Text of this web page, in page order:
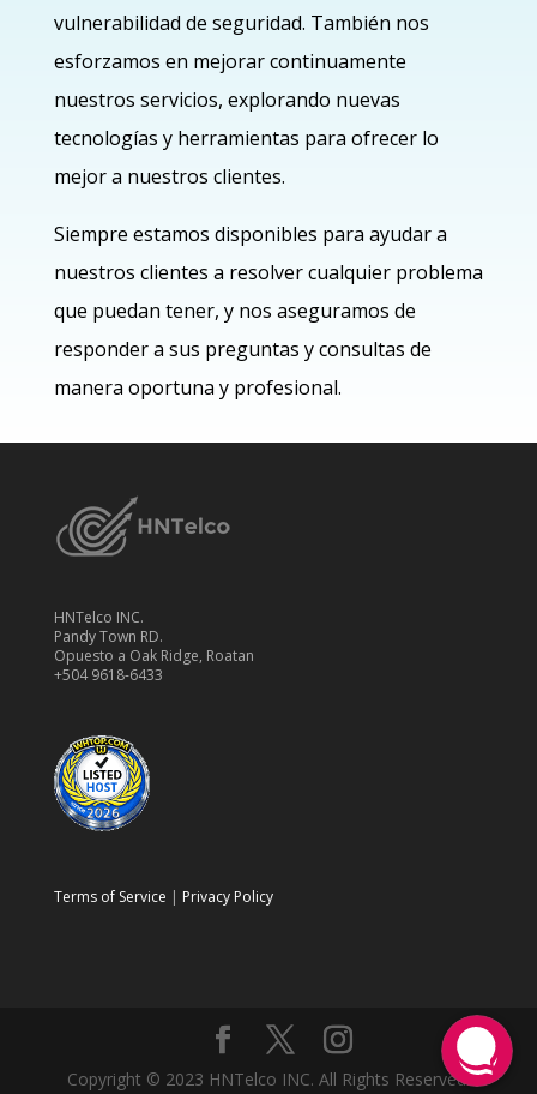
vulnerabilidad de seguridad. También nos
esforzamos en mejorar continuamente
nuestros servicios, explorando nuevas
tecnologías y herramientas para ofrecer lo
mejor a nuestros clientes.
Siempre estamos disponibles para ayudar a
nuestros clientes a resolver cualquier problema
que puedan tener, y nos aseguramos de
responder a sus preguntas y consultas de
manera oportuna y profesional.
HNTelco INC.
Pandy Town RD.
Opuesto a Oak Ridge, Roatan
+504 9618-6433
Terms of Service | Privacy Policy
Copyright © 2023 HNTelco INC. All Rights Reserved.